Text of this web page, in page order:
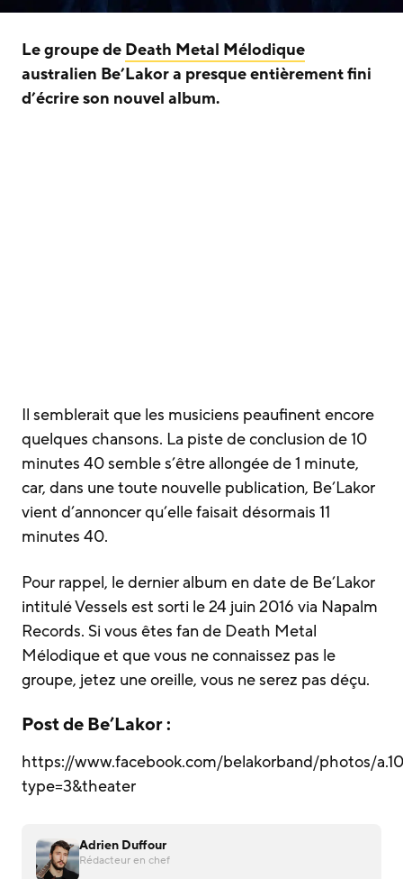
Le groupe de Death Metal Mélodique
australien Be’Lakor a presque entièrement fini
d’écrire son nouvel album.
Il semblerait que les musiciens peaufinent encore
quelques chansons. La piste de conclusion de 10
minutes 40 semble s’être allongée de 1 minute,
car, dans une toute nouvelle publication, Be’Lakor
vient d’annoncer qu’elle faisait désormais 11
minutes 40.
Pour rappel, le dernier album en date de Be’Lakor
intitulé Vessels est sorti le 24 juin 2016 via Napalm
Records. Si vous êtes fan de Death Metal
Mélodique et que vous ne connaissez pas le
groupe, jetez une oreille, vous ne serez pas déçu.
Post de Be’Lakor :
https://www.facebook.com/belakorband/photos/
type=3&theater
Adrien Duffour
Rédacteur en chef